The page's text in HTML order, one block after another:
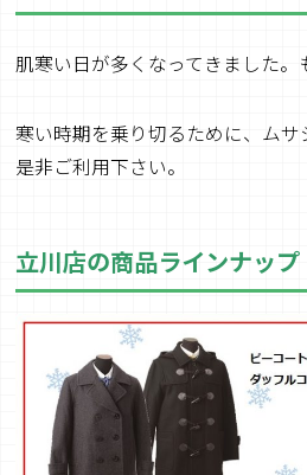
肌寒い日が多くなってきました。
寒い時期を乗り切るために、ム
是非ご利用下さい。
立川店の商品ラインナップ